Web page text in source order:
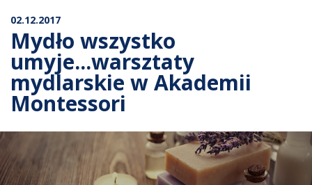
02.12.2017
Mydło wszystko
umyje...warsztaty
mydlarskie w Akademii
Montessori